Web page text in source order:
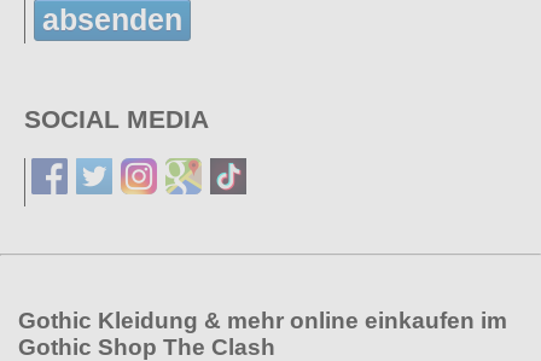
absenden
SOCIAL MEDIA
Gothic Kleidung & mehr online einkaufen im
Gothic Shop The Clash